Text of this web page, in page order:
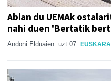
Abian du UEMAk
nahi duen 'Bertatik
Andoni Elduaien uzt 07 EUSKARA